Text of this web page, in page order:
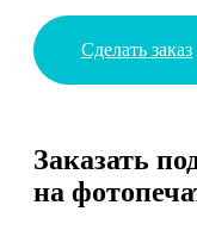
Сделать заказ
Заказать
на